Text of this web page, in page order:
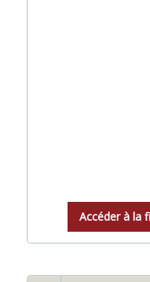
Accéder à la